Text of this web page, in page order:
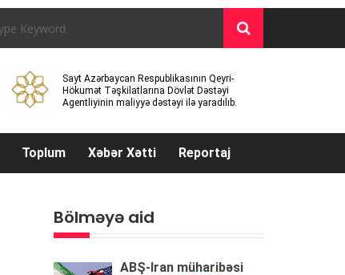
Sayt Azərbaycan Respublikasının Qeyri-
Hökumət Təşkilatlarına Dövlət Dəstəyi
Agentliyinin maliyyə dəstəyi ilə yaradılıb.
Toplum Xəbər Xətti Reportaj
Bölməyə aid
ABŞ-İran müharibəsi